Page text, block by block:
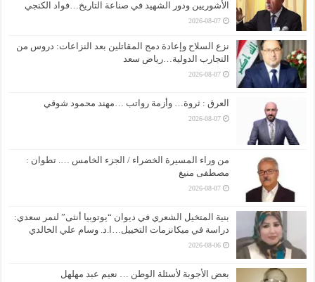
الأشوريين ودور الشهيد في صناعة التاريخ…فواد الكنجي
2026-08-07
نزع السلاح وإعادة دمج المقاتلين بعد النزاعات: دروس من
التجارب الدولية…رياض سعد
2026-08-07
العرق : ثروة… وأزمة رواتب …مهند محمود شوقي
2026-08-07
من وراء المسيرة الخضراء / الجزء الخامس …. تطوان :
مصطفى منيغ
2026-08-07
بنية المتخيل الشعري في ديوان “يوتوبيا أنثى” لنمر سعدي:
دراسة في ميكانزمات التخييل…ا.د. وسام علي الخالدي
2026-08-06
بعض الأجوبة لأسئلة الوطن … نعيم عبد مهلهل